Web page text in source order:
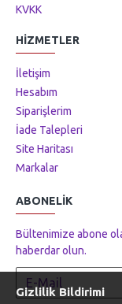
KVKK
HIZMETLER
İletişim
Hesabım
Siparişlerim
İade Talepleri
Site Haritası
Markalar
ABONELIK
Bültenimize abone
haberdar olun.
Gizlilik Bildirimi